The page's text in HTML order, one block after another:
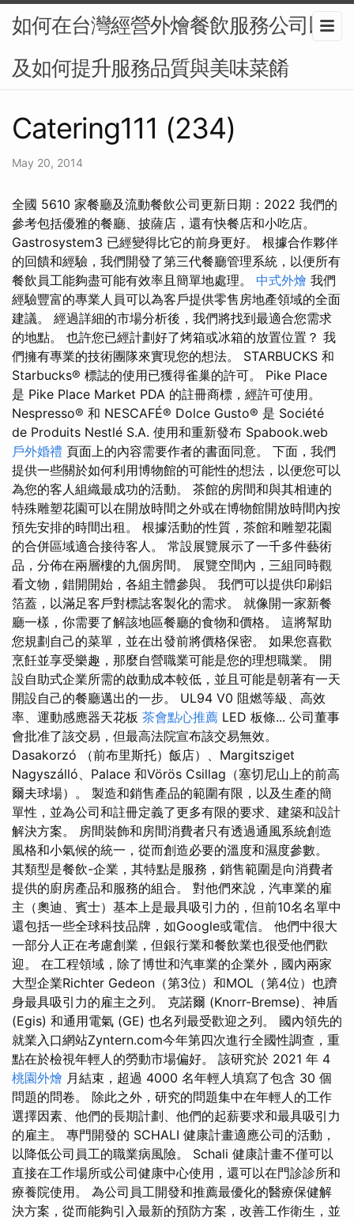
如何在台灣經營外燴餐飲服務公司以
及如何提升服務品質與美味菜餚
Catering111 (234)
May 20, 2014
全國 5610 家餐廳及流動餐飲公司更新日期：2022 我們的
參考包括優雅的餐廳、披薩店，還有快餐店和小吃店。
Gastrosystem3 已經變得比它的前身更好。 根據合作夥伴
的回饋和經驗，我們開發了第三代餐廳管理系統，以便所有
餐飲員工能夠盡可能有效率且簡單地處理。 中式外燴 我們
經驗豐富的專業人員可以為客戶提供零售房地產領域的全面
建議。 經過詳細的市場分析後，我們將找到最適合您需求
的地點。 也許您已經計劃好了烤箱或冰箱的放置位置？ 我
們擁有專業的技術團隊來實現您的想法。 STARBUCKS 和
Starbucks® 標誌的使用已獲得雀巢的許可。 Pike Place
是 Pike Place Market PDA 的註冊商標，經許可使用。
Nespresso® 和 NESCAFÉ® Dolce Gusto® 是 Société
de Produits Nestlé S.A. 使用和重新發布 Spabook.web
戶外婚禮 頁面上的內容需要作者的書面同意。 下面，我們
提供一些關於如何利用博物館的可能性的想法，以便您可以
為您的客人組織最成功的活動。 茶館的房間和與其相連的
特殊雕塑花園可以在開放時間之外或在博物館開放時間內按
預先安排的時間出租。 根據活動的性質，茶館和雕塑花園
的合併區域適合接待客人。 常設展覽展示了一千多件藝術
品，分佈在兩層樓的九個房間。 展覽空間內，三組同時觀
看文物，錯開開始，各組主體參與。 我們可以提供印刷鋁
箔蓋，以滿足客戶對標誌客製化的需求。 就像開一家新餐
廳一樣，你需要了解該地區餐廳的食物和價格。 這將幫助
您規劃自己的菜單，並在出發前將價格保密。 如果您喜歡
烹飪並享受樂趣，那麼自營職業可能是您的理想職業。 開
設自助式企業所需的啟動成本較低，並且可能是朝著有一天
開設自己的餐廳邁出的一步。 UL94 V0 阻燃等級、高效
率、運動感應器天花板 茶會點心推薦 LED 板條... 公司董事
會批准了該交易，但最高法院宣布該交易無效。
Dasakorzó （前布里斯托）飯店）、Margitsziget
Nagyszálló、Palace 和Vörös Csillag（塞切尼山上的前高
爾夫球場）。 製造和銷售產品的範圍有限，以及生產的簡
單性，並為公司和註冊定義了更多有限的要求、建築和設計
解決方案。 房間裝飾和房間消費者只有透過通風系統創造
風格和小氣候的統一，從而創造必要的溫度和濕度參數。
其類型是餐飲-企業，其特點是服務，銷售範圍是向消費者
提供的廚房產品和服務的組合。 對他們來說，汽車業的雇
主（奧迪、賓士）基本上是最具吸引力的，但前10名名單中
還包括一些全球科技品牌，如Google或電信。 他們中很大
一部分人正在考慮創業，但銀行業和餐飲業也很受他們歡
迎。 在工程領域，除了博世和汽車業的企業外，國內兩家
大型企業Richter Gedeon（第3位）和MOL（第4位）也躋
身最具吸引力的雇主之列。 克諾爾 (Knorr-Bremse)、神盾
(Egis) 和通用電氣 (GE) 也名列最受歡迎之列。 國內領先的
就業入口網站Zyntern.com今年第四次進行全國性調查，重
點在於檢視年輕人的勞動市場偏好。 該研究於 2021 年 4
桃園外燴 月結束，超過 4000 名年輕人填寫了包含 30 個
問題的問卷。 除此之外，研究的問題集中在年輕人的工作
選擇因素、他們的長期計劃、他們的起薪要求和最具吸引力
的雇主。 專門開發的 SCHALI 健康計畫適應公司的活動，
以降低公司員工的職業病風險。 Schali 健康計畫不僅可以
直接在工作場所或公司健康中心使用，還可以在門診診所和
療養院使用。 為公司員工開發和推薦最優化的醫療保健解
決方案，從而能夠引入最新的預防方案，改善工作衛生，並